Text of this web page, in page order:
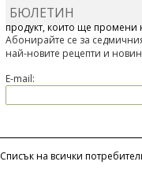
Отскоро Лесафр България
продукт, който ще промени
БЮЛЕТИН
Абонирайте се за
най-новите рецепти и
E-mail:
Списък на всички